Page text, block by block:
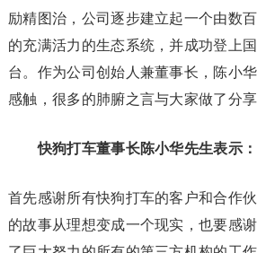
励精图治，公司逐步建立起一个由数
的充满活力的生态系统，并成功登上
台。作为公司创始人兼董事长，陈小
感触，很多的肺腑之言与大家做了分享
快狗打车董事长陈小华先生表示：
首先感谢所有快狗打车的客户和合作
的故事从理想变成一个现实，也要感